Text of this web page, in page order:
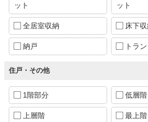
ット
ット
全居室収納 床下
納戸 トラ
住戸・その他
1階部分 低層階
上層階 最上階